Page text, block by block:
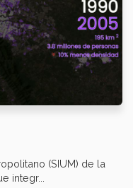
(SIUM) de la
integr...